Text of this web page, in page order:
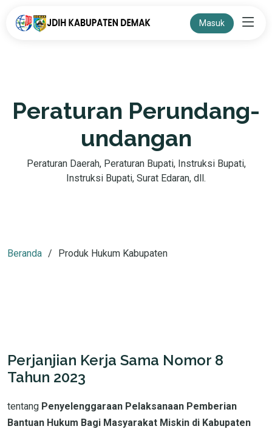
Masuk
Peraturan Perundang-
undangan
Peraturan Daerah, Peraturan Bupati, Instruksi Bupati,
Instruksi Bupati, Surat Edaran, dll.
Beranda Produk Hukum Kabupaten
Perjanjian Kerja Sama Nomor 8
Tahun 2023
tentang Penyelenggaraan Pelaksanaan Pemberian
Bantuan Hukum Bagi Masyarakat Miskin di Kabupaten